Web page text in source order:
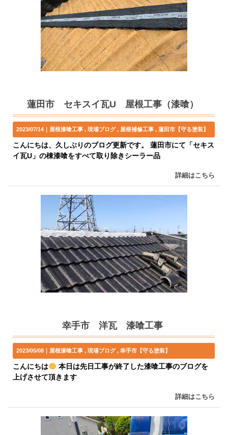
蓮田市 セキスイ瓦U 屋根工事（漆喰）
2023/07/14｜ 屋根漆喰工事 現場ブログ 屋根補修工事 蓮田市【守る塗装】
こんにちは、久しぶりのブログ更新です。 蓮田市にて「セキス
イ瓦U」の棟漆喰をすべて取り除きシーラー品
詳細はこちら
幸手市 洋瓦 漆喰工事
2023/05/08｜ 屋根漆喰工事 現場ブログ 幸手市【守る塗装】
こんにちは
本日は先日工事が終了した漆喰工事のブログを
上げさせて頂きます
詳細はこちら